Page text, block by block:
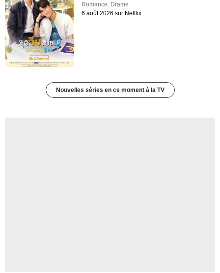
Romance, Drame
6 août 2026 sur Netflix
Nouvelles séries en ce moment à la TV